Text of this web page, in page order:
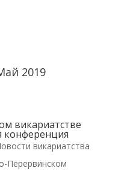
2019
викариатстве
конференция
викариатства
Перервинском